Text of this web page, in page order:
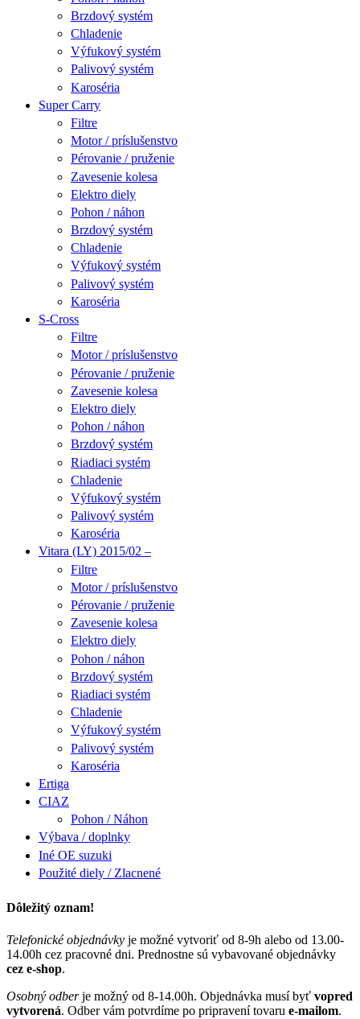
Brzdový systém
Chladenie
Výfukový systém
Palivový systém
Karoséria
Super Carry
Filtre
Motor / príslušenstvo
Pérovanie / pruženie
Zavesenie kolesa
Elektro diely
Pohon / náhon
Brzdový systém
Chladenie
Výfukový systém
Palivový systém
Karoséria
S-Cross
Filtre
Motor / príslušenstvo
Pérovanie / pruženie
Zavesenie kolesa
Elektro diely
Pohon / náhon
Brzdový systém
Riadiaci systém
Chladenie
Výfukový systém
Palivový systém
Karoséria
Vitara (LY) 2015/02 –
Filtre
Motor / príslušenstvo
Pérovanie / pruženie
Zavesenie kolesa
Elektro diely
Pohon / náhon
Brzdový systém
Riadiaci systém
Chladenie
Výfukový systém
Palivový systém
Karoséria
Ertiga
CIAZ
Pohon / Náhon
Výbava / doplnky
Iné OE suzuki
Použité diely / Zlacnené
Dôležitý oznam!
Telefonické objednávky je možné vytvoriť od 8-9h alebo od 13.00-
14.00h cez pracovné dni. Prednostne sú vybavované objednávky
cez e-shop.
Osobný odberje možný od 8-14.00h. Objednávka musí byť vopred
vytvorená. Odber vám potvrdíme po pripravení tovaru e-mailom.